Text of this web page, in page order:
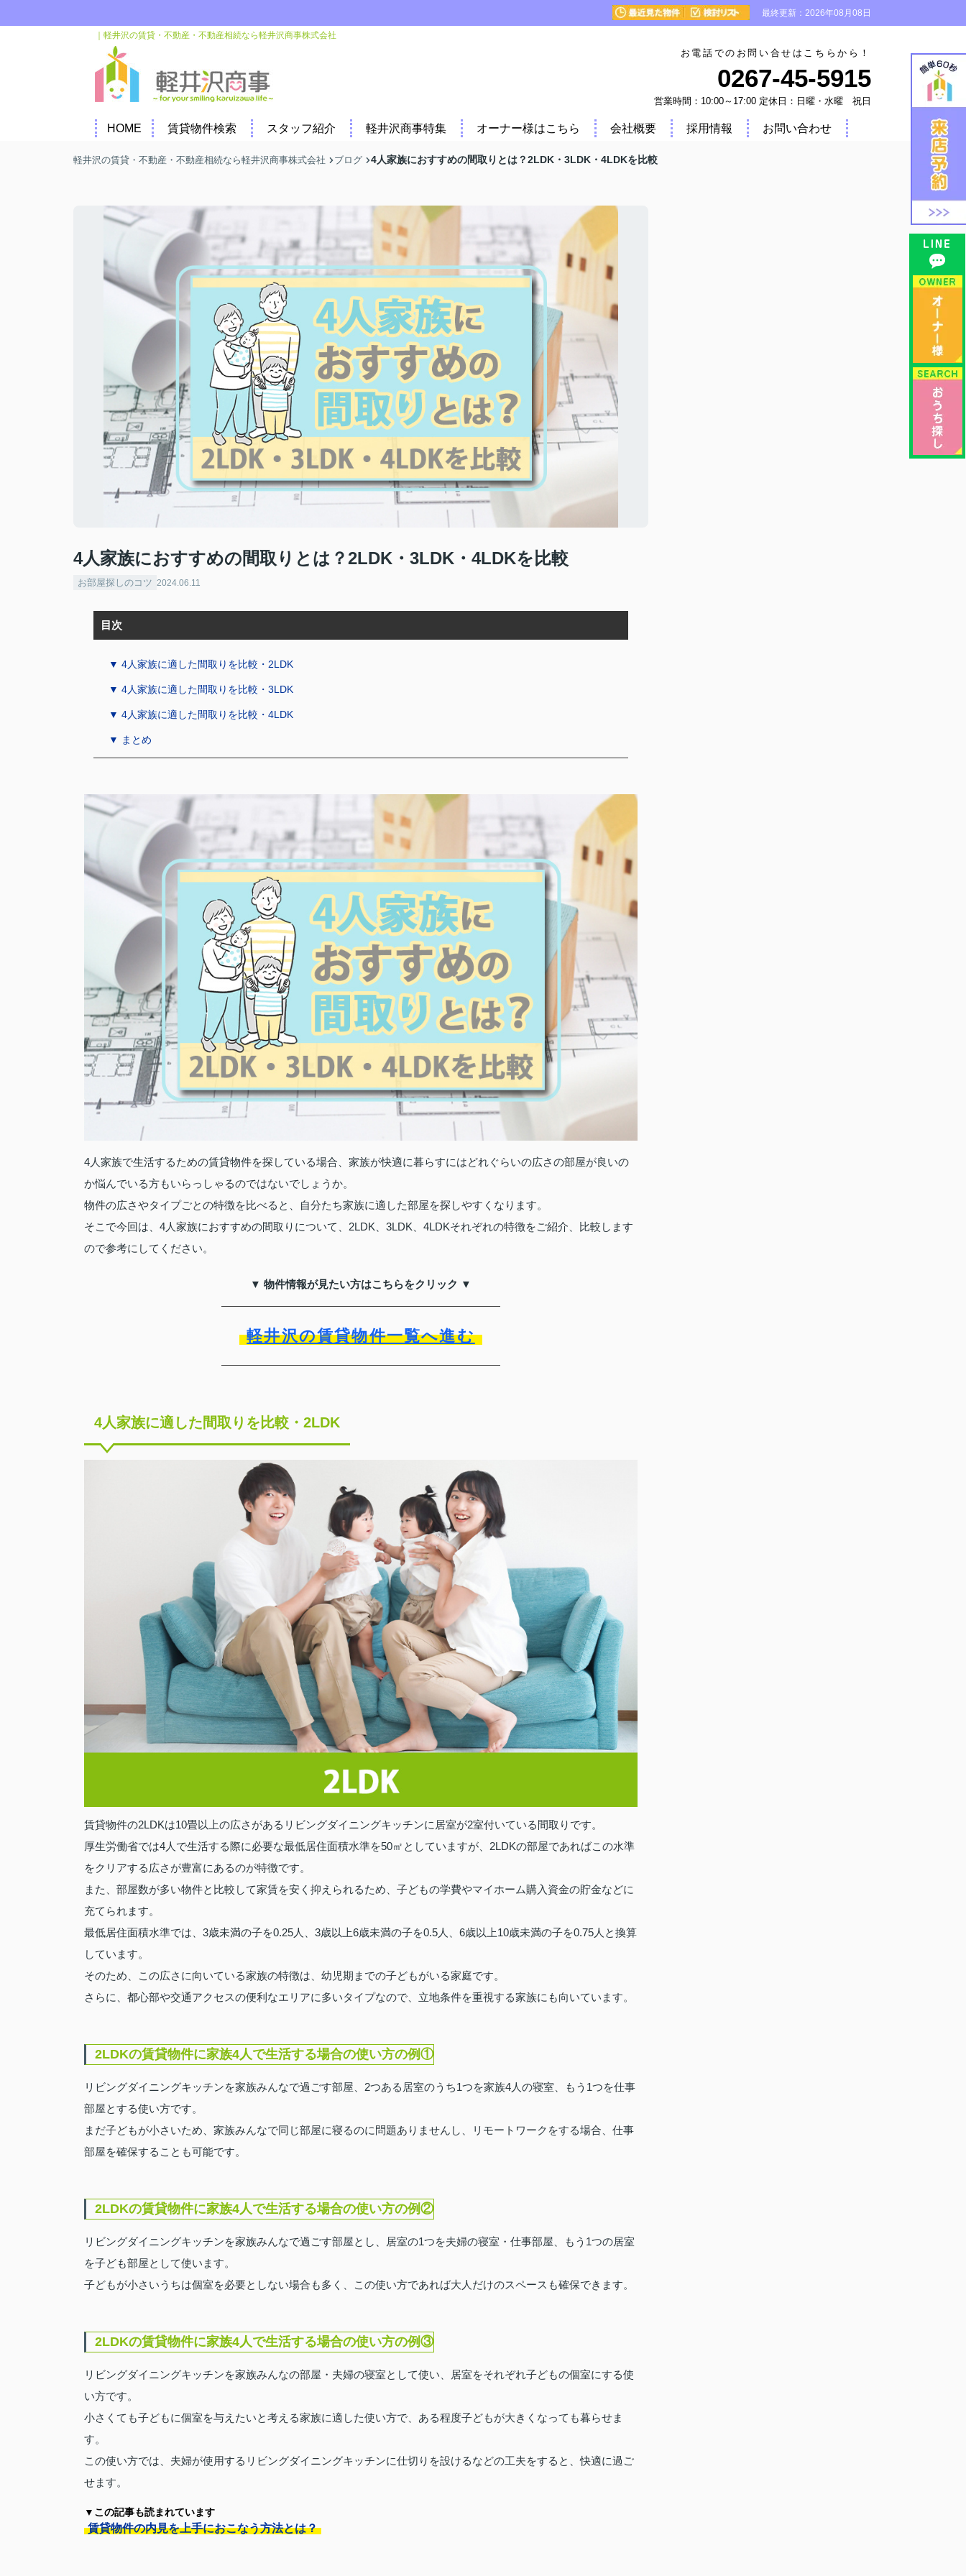
最終更新：2026年08月08日
｜軽井沢の賃貸・不動産・不動産相続なら軽井沢商事株式会社
お電話でのお問い合せはこちらから！
0267-45-5915
営業時間：10:00～17:00 定休日：日曜・水曜 祝日
HOME 賃貸物件検索 スタッフ紹介 軽井沢商事特集 オーナー様はこちら 会社概要 採用情報 お問い合わせ
軽井沢の賃貸・不動産・不動産相続なら軽井沢商事株式会社 ブログ 4人家族におすすめの間取りとは？2LDK・3LDK・4LDKを比較
4人家族におすすめの間取りとは？2LDK・3LDK・4LDKを比較
お部屋探しのコツ 2024.06.11
目次
▼ 4人家族に適した間取りを比較・2LDK
▼ 4人家族に適した間取りを比較・3LDK
▼ 4人家族に適した間取りを比較・4LDK
▼ まとめ
4人家族で生活するための賃貸物件を探している場合、家族が快適に暮らすにはどれぐらいの広さの部屋が良いの
か悩んでいる方もいらっしゃるのではないでしょうか。
物件の広さやタイプごとの特徴を比べると、自分たち家族に適した部屋を探しやすくなります。
そこで今回は、4人家族におすすめの間取りについて、2LDK、3LDK、4LDKそれぞれの特徴をご紹介、比較します
ので参考にしてください。
▼ 物件情報が見たい方はこちらをクリック ▼
軽井沢の賃貸物件一覧へ進む
4人家族に適した間取りを比較・2LDK
賃貸物件の2LDKは10畳以上の広さがあるリビングダイニングキッチンに居室が2室付いている間取りです。
厚生労働省では4人で生活する際に必要な最低居住面積水準を50㎡としていますが、2LDKの部屋であればこの水準
をクリアする広さが豊富にあるのが特徴です。
また、部屋数が多い物件と比較して家賃を安く抑えられるため、子どもの学費やマイホーム購入資金の貯金などに
充てられます。
最低居住面積水準では、3歳未満の子を0.25人、3歳以上6歳未満の子を0.5人、6歳以上10歳未満の子を0.75人と換算
しています。
そのため、この広さに向いている家族の特徴は、幼児期までの子どもがいる家庭です。
さらに、都心部や交通アクセスの便利なエリアに多いタイプなので、立地条件を重視する家族にも向いています。
2LDKの賃貸物件に家族4人で生活する場合の使い方の例①
リビングダイニングキッチンを家族みんなで過ごす部屋、2つある居室のうち1つを家族4人の寝室、もう1つを仕事
部屋とする使い方です。
まだ子どもが小さいため、家族みんなで同じ部屋に寝るのに問題ありませんし、リモートワークをする場合、仕事
部屋を確保することも可能です。
2LDKの賃貸物件に家族4人で生活する場合の使い方の例②
リビングダイニングキッチンを家族みんなで過ごす部屋とし、居室の1つを夫婦の寝室・仕事部屋、もう1つの居室
を子ども部屋として使います。
子どもが小さいうちは個室を必要としない場合も多く、この使い方であれば大人だけのスペースも確保できます。
2LDKの賃貸物件に家族4人で生活する場合の使い方の例③
リビングダイニングキッチンを家族みんなの部屋・夫婦の寝室として使い、居室をそれぞれ子どもの個室にする使
い方です。
小さくても子どもに個室を与えたいと考える家族に適した使い方で、ある程度子どもが大きくなっても暮らせま
す。
この使い方では、夫婦が使用するリビングダイニングキッチンに仕切りを設けるなどの工夫をすると、快適に過ご
せます。
▼この記事も読まれています
賃貸物件の内見を上手におこなう方法とは？